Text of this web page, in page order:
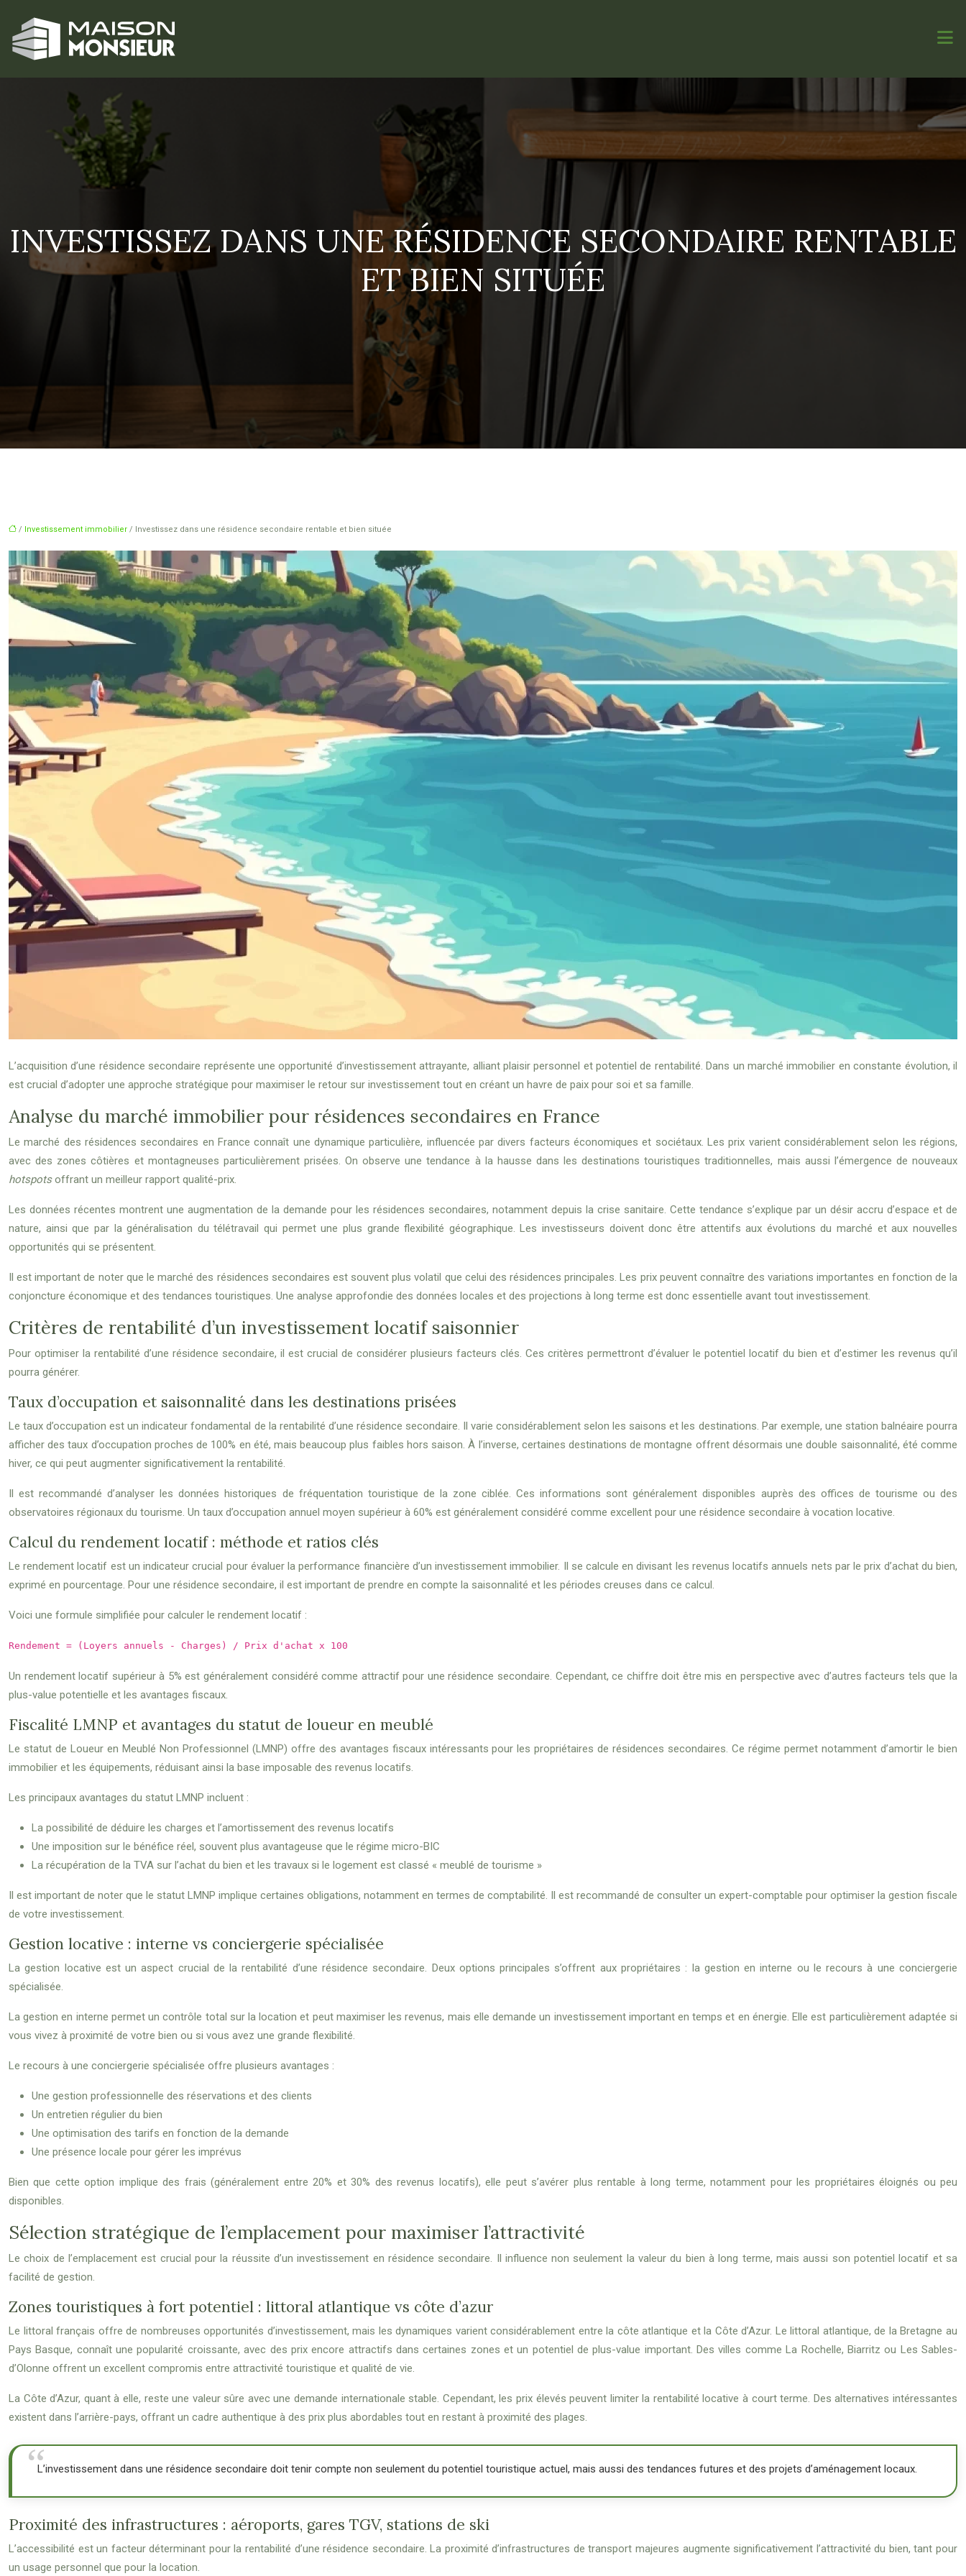
INVESTISSEZ DANS UNE RÉSIDENCE SECONDAIRE RENTABLE
ET BIEN SITUÉE
/ Investissement immobilier / Investissez dans une résidence secondaire rentable et bien située
L’acquisition d’une résidence secondaire représente une opportunité d’investissement attrayante, alliant plaisir personnel et potentiel de rentabilité. Dans un marché immobilier en constante évolution, il
est crucial d’adopter une approche stratégique pour maximiser le retour sur investissement tout en créant un havre de paix pour soi et sa famille.
Analyse du marché immobilier pour résidences secondaires en France
Le marché des résidences secondaires en France connaît une dynamique particulière, influencée par divers facteurs économiques et sociétaux. Les prix varient considérablement selon les régions,
avec des zones côtières et montagneuses particulièrement prisées. On observe une tendance à la hausse dans les destinations touristiques traditionnelles, mais aussi l’émergence de nouveaux
hotspotsoffrant un meilleur rapport qualité-prix.
Les données récentes montrent une augmentation de la demande pour les résidences secondaires, notamment depuis la crise sanitaire. Cette tendance s’explique par un désir accru d’espace et de
nature, ainsi que par la généralisation du télétravail qui permet une plus grande flexibilité géographique. Les investisseurs doivent donc être attentifs aux évolutions du marché et aux nouvelles
opportunités qui se présentent.
Il est important de noter que le marché des résidences secondaires est souvent plus volatil que celui des résidences principales. Les prix peuvent connaître des variations importantes en fonction de la
conjoncture économique et des tendances touristiques. Une analyse approfondie des données locales et des projections à long terme est donc essentielle avant tout investissement.
Critères de rentabilité d’un investissement locatif saisonnier
Pour optimiser la rentabilité d’une résidence secondaire, il est crucial de considérer plusieurs facteurs clés. Ces critères permettront d’évaluer le potentiel locatif du bien et d’estimer les revenus qu’il
pourra générer.
Taux d’occupation et saisonnalité dans les destinations prisées
Le taux d’occupation est un indicateur fondamental de la rentabilité d’une résidence secondaire. Il varie considérablement selon les saisons et les destinations. Par exemple, une station balnéaire pourra
afficher des taux d’occupation proches de 100% en été, mais beaucoup plus faibles hors saison. À l’inverse, certaines destinations de montagne offrent désormais une double saisonnalité, été comme
hiver, ce qui peut augmenter significativement la rentabilité.
Il est recommandé d’analyser les données historiques de fréquentation touristique de la zone ciblée. Ces informations sont généralement disponibles auprès des offices de tourisme ou des
observatoires régionaux du tourisme. Un taux d’occupation annuel moyen supérieur à 60% est généralement considéré comme excellent pour une résidence secondaire à vocation locative.
Calcul du rendement locatif : méthode et ratios clés
Le rendement locatif est un indicateur crucial pour évaluer la performance financière d’un investissement immobilier. Il se calcule en divisant les revenus locatifs annuels nets par le prix d’achat du bien,
exprimé en pourcentage. Pour une résidence secondaire, il est important de prendre en compte la saisonnalité et les périodes creuses dans ce calcul.
Voici une formule simplifiée pour calculer le rendement locatif :
Rendement = (Loyers annuels - Charges) / Prix d'achat x 100
Un rendement locatif supérieur à 5% est généralement considéré comme attractif pour une résidence secondaire. Cependant, ce chiffre doit être mis en perspective avec d’autres facteurs tels que la
plus-value potentielle et les avantages fiscaux.
Fiscalité LMNP et avantages du statut de loueur en meublé
Le statut de Loueur en Meublé Non Professionnel (LMNP) offre des avantages fiscaux intéressants pour les propriétaires de résidences secondaires. Ce régime permet notamment d’amortir le bien
immobilier et les équipements, réduisant ainsi la base imposable des revenus locatifs.
Les principaux avantages du statut LMNP incluent :
La possibilité de déduire les charges et l’amortissement des revenus locatifs
Une imposition sur le bénéfice réel, souvent plus avantageuse que le régime micro-BIC
La récupération de la TVA sur l’achat du bien et les travaux si le logement est classé « meublé de tourisme »
Il est important de noter que le statut LMNP implique certaines obligations, notamment en termes de comptabilité. Il est recommandé de consulter un expert-comptable pour optimiser la gestion fiscale
de votre investissement.
Gestion locative : interne vs conciergerie spécialisée
La gestion locative est un aspect crucial de la rentabilité d’une résidence secondaire. Deux options principales s’offrent aux propriétaires : la gestion en interne ou le recours à une conciergerie
spécialisée.
La gestion en interne permet un contrôle total sur la location et peut maximiser les revenus, mais elle demande un investissement important en temps et en énergie. Elle est particulièrement adaptée si
vous vivez à proximité de votre bien ou si vous avez une grande flexibilité.
Le recours à une conciergerie spécialisée offre plusieurs avantages :
Une gestion professionnelle des réservations et des clients
Un entretien régulier du bien
Une optimisation des tarifs en fonction de la demande
Une présence locale pour gérer les imprévus
Bien que cette option implique des frais (généralement entre 20% et 30% des revenus locatifs), elle peut s’avérer plus rentable à long terme, notamment pour les propriétaires éloignés ou peu
disponibles.
Sélection stratégique de l’emplacement pour maximiser l’attractivité
Le choix de l’emplacement est crucial pour la réussite d’un investissement en résidence secondaire. Il influence non seulement la valeur du bien à long terme, mais aussi son potentiel locatif et sa
facilité de gestion.
Zones touristiques à fort potentiel : littoral atlantique vs côte d’azur
Le littoral français offre de nombreuses opportunités d’investissement, mais les dynamiques varient considérablement entre la côte atlantique et la Côte d’Azur. Le littoral atlantique, de la Bretagne au
Pays Basque, connaît une popularité croissante, avec des prix encore attractifs dans certaines zones et un potentiel de plus-value important. Des villes comme La Rochelle, Biarritz ou Les Sables-
d’Olonne offrent un excellent compromis entre attractivité touristique et qualité de vie.
La Côte d’Azur, quant à elle, reste une valeur sûre avec une demande internationale stable. Cependant, les prix élevés peuvent limiter la rentabilité locative à court terme. Des alternatives intéressantes
existent dans l’arrière-pays, offrant un cadre authentique à des prix plus abordables tout en restant à proximité des plages.
L’investissement dans une résidence secondaire doit tenir compte non seulement du potentiel touristique actuel, mais aussi des tendances futures et des projets d’aménagement locaux.
Proximité des infrastructures : aéroports, gares TGV, stations de ski
L’accessibilité est un facteur déterminant pour la rentabilité d’une résidence secondaire. La proximité d’infrastructures de transport majeures augmente significativement l’attractivité du bien, tant pour
un usage personnel que pour la location.